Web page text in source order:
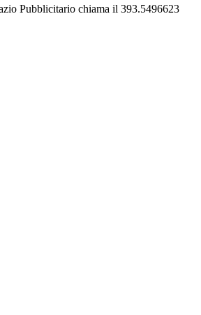
Pubblicitario chiama il 393.5496623